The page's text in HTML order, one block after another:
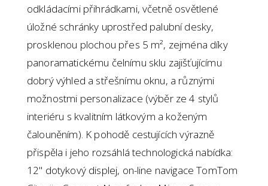
odkládacími přihrádkami, včetně osvětlené
úložné schránky uprostřed palubní desky,
prosklenou plochou přes 5 m², zejména díky
panoramatickému čelnímu sklu zajišťujícímu
dobrý výhled a střešnímu oknu, a různými
možnostmi personalizace (výběr ze 4 stylů
interiéru s kvalitním látkovým a koženým
čalouněním). K pohodě cestujících výrazně
přispěla i jeho rozsáhlá technologická nabídka:
12" dotykový displej, on-line navigace TomTom